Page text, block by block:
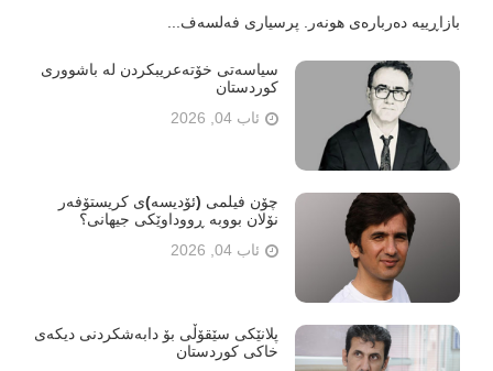
بازاڕییە دەربارەی هونەر. پرسیاری فەلسەف...
سیاسەتی خۆتەعریبکردن لە باشووری
کوردستان
ئاب 04, 2026
چۆن فیلمی (ئۆدیسە)ی کریستۆفەر
نۆلان بووبە ڕووداوێکی جیهانی؟
ئاب 04, 2026
پلانێکی سێقۆڵی بۆ دابەشکردنی دیکەی
خاکى کوردستان